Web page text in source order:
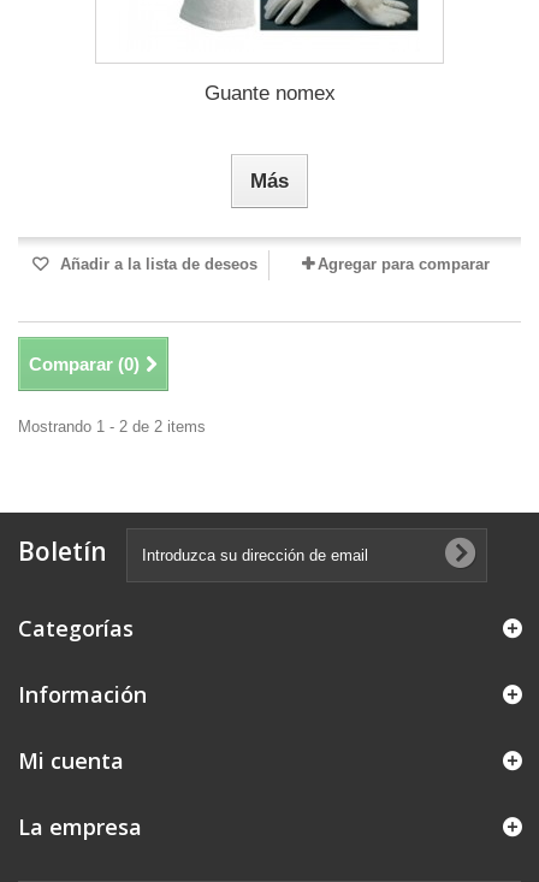
Guante nomex
Más
Añadir a la lista de deseos Agregar para comparar
Comparar (0)
Mostrando 1 - 2 de 2 items
Boletín
Categorías
Información
Mi cuenta
La empresa